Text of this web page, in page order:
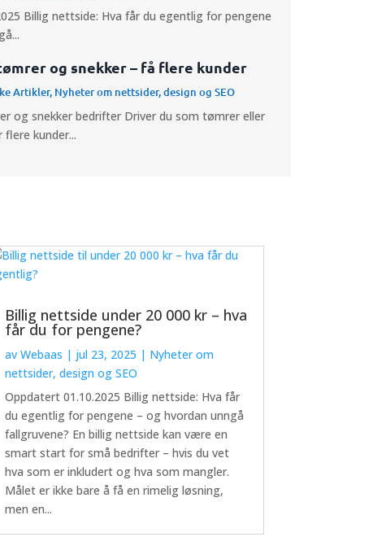
Billig nettside: Hva får du egentlig for pengene
og snekker – få flere kunder
Artikler, Nyheter om nettsider, design og SEO
og snekker bedrifter Driver du som tømrer eller
kunder...
Billig nettside under 20 000 kr – hva
får du for pengene?
avWebaas | jul 23, 2025 | Nyheter om
nettsider, design og SEO
Oppdatert 01.10.2025 Billig nettside: Hva får
du egentlig for pengene – og hvordan unngå
fallgruvene? En billig nettside kan være en
smart start for små bedrifter – hvis du vet
hva som er inkludert og hva som mangler.
Målet er ikke bare å få en rimelig løsning,
men en...